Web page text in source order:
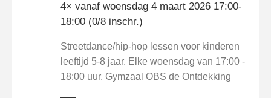
4× vanaf woensdag 4 maart 2026 17:00-
18:00 (0/8 inschr.)
Streetdance/hip-hop lessen voor kinderen
leeftijd 5-8 jaar. Elke woensdag van 17:00 -
18:00 uur. Gymzaal OBS de Ontdekking